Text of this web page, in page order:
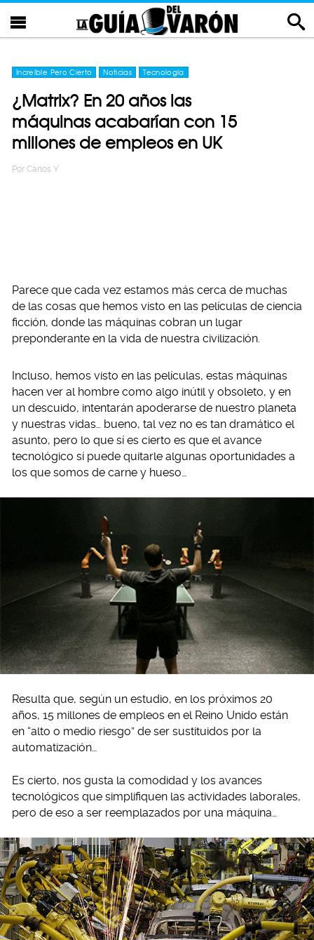
Increíble Pero Cierto Noticias Tecnología
¿Matrix? En 20 años las
máquinas acabarían con 15
millones de empleos en UK
Por Carlos Y
Parece que cada vez estamos más cerca de muchas
de las cosas que hemos visto en las películas de ciencia
ficción, donde las máquinas cobran un lugar
preponderante en la vida de nuestra civilización.
Incluso, hemos visto en las películas, estas máquinas
hacen ver al hombre como algo inútil y obsoleto, y en
un descuido, intentarán apoderarse de nuestro planeta
y nuestras vidas… bueno, tal vez no es tan dramático el
asunto, pero lo que sí es cierto es que el avance
tecnológico sí puede quitarle algunas oportunidades a
los que somos de carne y hueso…
Resulta que, según un estudio, en los próximos 20
años, 15 millones de empleos en el Reino Unido están
en “alto o medio riesgo” de ser sustituidos por la
automatización…
Es cierto, nos gusta la comodidad y los avances
tecnológicos que simplifiquen las actividades laborales,
pero de eso a ser reemplazados por una máquina…